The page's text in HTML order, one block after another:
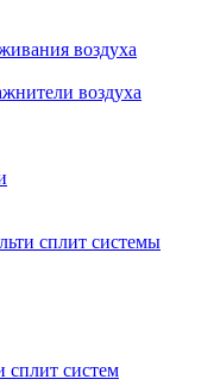
воздуха
воздуха
сплит системы
сплит систем